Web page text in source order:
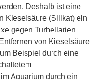
Deshalb ist eine
Kieselsäure (Silikat) ein
gegen Turbellarien.
von Kieselsäure
Beispiel durch eine
Aquarium durch ein